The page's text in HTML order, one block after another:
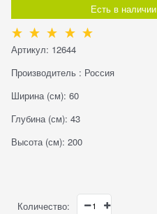
Есть в наличии
Артикул: 12644
Производитель : Россия
Ширина (см): 60
Глубина (см): 43
Высота (см): 200
Количество: